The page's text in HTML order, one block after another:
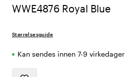
WWE4876 Royal Blue
Størrelsesguide
Kan sendes innen 7-9 virkedager